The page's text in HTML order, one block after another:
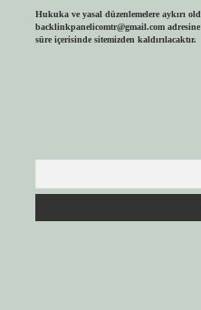
Hukuka ve yasal düzenlemelere aykırı
backlinkpanelicomtr@gmail.com
süre içerisinde sitemizden kaldırılacaktır.